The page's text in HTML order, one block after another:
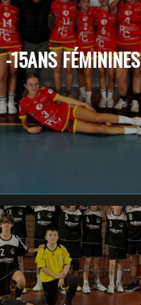
-15ANS FÉMININES